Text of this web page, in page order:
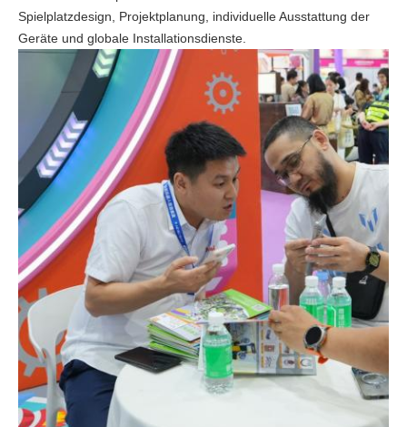
Spielplatzdesign, Projektplanung, individuelle Ausstattung der
Geräte und globale Installationsdienste.